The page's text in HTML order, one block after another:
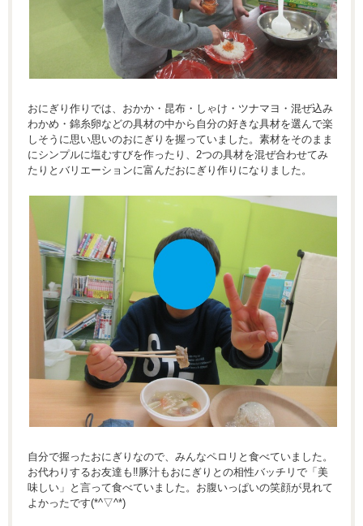
おにぎり作りでは、おかか・昆布・しゃけ・ツナマヨ・混ぜ込み
わかめ・錦糸卵などの具材の中から自分の好きな具材を選んで楽
しそうに思い思いのおにぎりを握っていました。素材をそのまま
にシンプルに塩むすびを作ったり、2つの具材を混ぜ合わせてみ
たりとバリエーションに富んだおにぎり作りになりました。
自分で握ったおにぎりなので、みんなペロリと食べていました。
お代わりするお友達も‼豚汁もおにぎりとの相性バッチリで「美
味しい」と言って食べていました。お腹いっぱいの笑顔が見れて
よかったです(*^▽^*)